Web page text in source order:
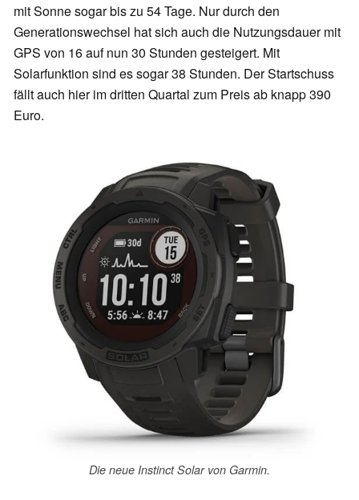
mit Sonne sogar bis zu 54 Tage. Nur durch den
Generationswechsel hat sich auch die Nutzungsdauer mit
GPS von 16 auf nun 30 Stunden gesteigert. Mit
Solarfunktion sind es sogar 38 Stunden. Der Startschuss
fällt auch hier im dritten Quartal zum Preis ab knapp 390
Euro.
Die neue Instinct Solar von Garmin.